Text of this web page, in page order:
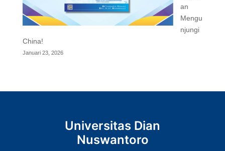
an
Mengu
njungi
China!
Januari 23, 2026
Universitas Dian
Nuswantoro